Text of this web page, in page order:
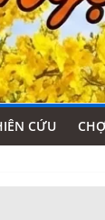
CỨU